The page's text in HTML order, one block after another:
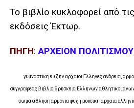
Το βιβλίο κυκλοφορεί από τις
εκδόσεις Έκτωρ.
ΠΗΓΗ:ΑΡΧΕΙΟΝ ΠΟΛΙΤΙΣΜΟΥ
γυμναστικη ευ ζην αρχαιοι Ελληνες ανδρεια,
συγγραφεας βιβλιο θρησκεια Ελληνων αθλητικοι
σωμα αθληση αρμονια ψυχη μουσικη αρχαια